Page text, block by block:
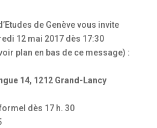
de Genève vous invite
12 mai 2017 dès 17:30
plan en bas de ce message) :
14, 1212 Grand-Lancy
dès 17 h. 30